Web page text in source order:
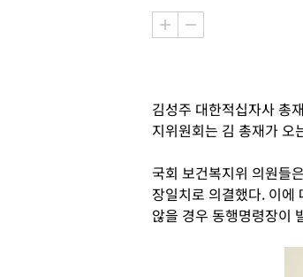
김성주 대한적십자사 총
지위원회는 김 총재가 오
국회 보건복지위 의원들
장일치로 의결했다. 이에
않을 경우 동행명령장이